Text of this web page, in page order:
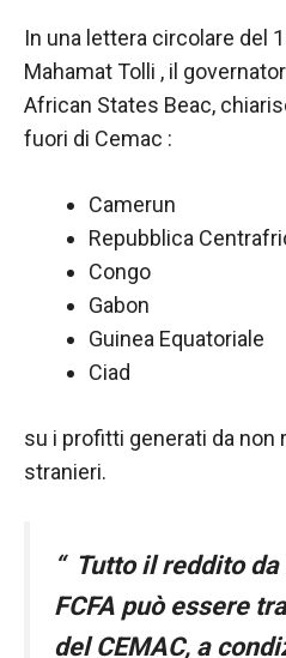
In una lettera circolare del
Mahamat Tolli , il
African States Beac,
fuori di Cemac :
Camerun
Repubblica
Congo
Gabon
Guinea Equatoriale
Ciad
su i profitti generati da non
stranieri.
“ Tutto il reddito
FCFA può essere
del CEMAC, a
Questi cookie
non sono
opzionali.
Sono
necessari per
del sito web.
Statistiche
migliorare
struttura del
sito Web, in
utilizzato il
sito Web.